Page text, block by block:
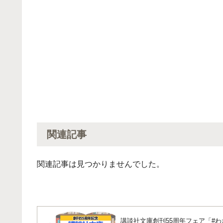
関連記事
関連記事は見つかりませんでした。
講談社文庫創刊55周年フェア「#わ